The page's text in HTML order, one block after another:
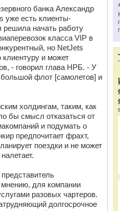
банка Александр
уже есть клиенты-
решила начать работу
класса VIP в
но NetJets
клиентуру и может
- говорил глава НРБ. - У
флот [самолетов] и
холдингам, таким, как
бы смысл отказаться от
и подумать о
предпочитает фрахт,
поездки и не может
мнению, для компании
разовых чартеров.
долгосрочное